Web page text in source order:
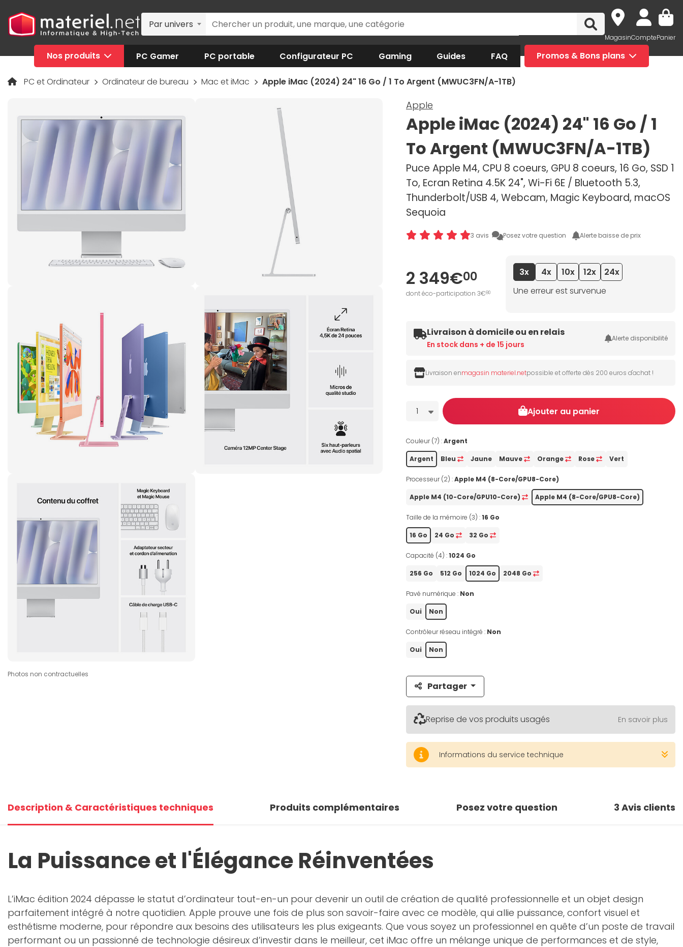
Par univers
MagasinComptePanier
Nos produits PC Gamer PC portable Configurateur PC Gaming Guides FAQ Promos & Bons plans
PC et Ordinateur Ordinateur de bureau Mac et iMac Apple iMac (2024) 24" 16 Go / 1 To Argent (MWUC3FN/A-1TB)
Photos non contractuelles
Apple
Apple iMac (2024) 24" 16 Go / 1
To Argent (MWUC3FN/A-1TB)
Puce Apple M4, CPU 8 coeurs, GPU 8 coeurs, 16 Go, SSD 1
To, Ecran Retina 4.5K 24", Wi-Fi 6E / Bluetooth 5.3,
Thunderbolt/USB 4, Webcam, Magic Keyboard, macOS
Sequoia
3 avis Posez votre question Alerte baisse de prix
2 349€00
dont éco-participation 3€80
3x 4x 10x 12x
24x
Une erreur est survenue
Livraison à domicile ou en relais
En stock dans + de 15 jours
Alerte disponibilité
Livraison enmagasin materiel.netpossible et offerte dès 200 euros d'achat !
Quantité
1 Ajouter au panier
Couleur (7) :Argent
Argent Bleu Jaune Mauve Orange Rose Vert
Processeur (2) :Apple M4 (8-Core/GPU8-Core)
Apple M4 (10-Core/GPU10-Core) Apple M4 (8-Core/GPU8-Core)
Taille de la mémoire (3) :16 Go
16 Go 24 Go 32 Go
Capacité (4) :1024 Go
256 Go 512 Go 1024 Go 2048 Go
Pavé numérique : Non
Oui Non
Contrôleur réseau intégré : Non
Oui Non
Partager
Reprise de vos produits usagés En savoir plus
Informations du service technique
Description & Caractéristiques techniques Produits complémentaires Posez votre question 3 Avis clients
La Puissance et l'Élégance Réinventées
L’iMac édition 2024 dépasse le statut d’ordinateur tout-en-un pour devenir un outil de création de qualité professionnelle et un objet design
parfaitement intégré à notre quotidien. Apple prouve une fois de plus son savoir-faire avec ce modèle, qui allie puissance, confort visuel et
esthétisme moderne, pour répondre aux besoins des utilisateurs les plus exigeants. Que vous soyez un professionnel en quête d’un poste de travail
performant ou un passionné de technologie désireux d’investir dans le meilleur, cet iMac offre un mélange unique de performances et de style,